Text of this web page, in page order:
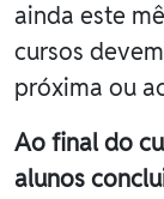
ainda este
cursos
próxima ou
Ao final do
alunos